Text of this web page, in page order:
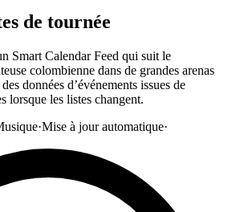
de tournée
Smart Calendar Feed qui suit le
colombienne dans de grandes arenas
données d’événements issues de
lorsque les listes changent.
·Mise à jour automatique·